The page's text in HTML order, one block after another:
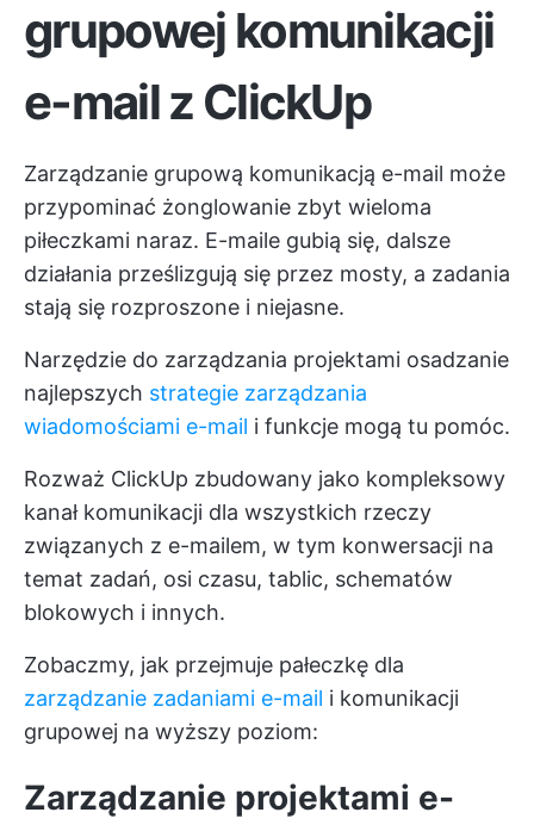
grupowej komunikacji
e-mail z ClickUp
Zarządzanie grupową komunikacją e-mail może
przypominać żonglowanie zbyt wieloma
piłeczkami naraz. E-maile gubią się, dalsze
działania prześlizgują się przez mosty, a zadania
stają się rozproszone i niejasne.
Narzędzie do zarządzania projektami osadzanie
najlepszych strategie zarządzania
wiadomościami e-mail i funkcje mogą tu pomóc.
Rozważ ClickUp zbudowany jako kompleksowy
kanał komunikacji dla wszystkich rzeczy
związanych z e-mailem, w tym konwersacji na
temat zadań, osi czasu, tablic, schematów
blokowych i innych.
Zobaczmy, jak przejmuje pałeczkę dla
zarządzanie zadaniami e-mail i komunikacji
grupowej na wyższy poziom:
Zarządzanie projektami e-